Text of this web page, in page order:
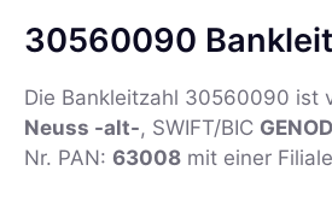
30560090
Die Bankleitzahl 30560090 ist
Neuss -alt-, SWIFT/BIC
Nr. PAN: 63008 mit einer